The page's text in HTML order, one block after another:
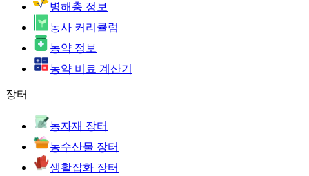
병해충 정보
농사 커리큘럼
농약 정보
농약 비료 계산기
장터
농자재 장터
농수산물 장터
생활잡화 장터